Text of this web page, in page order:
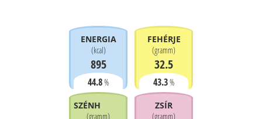
ENERGIA
(kcal)
895
44.8%
FEHÉRJE
(gramm)
32.5
43.3%
SZÉNHIDRÁT
(gramm)
ZSÍR
(gramm)